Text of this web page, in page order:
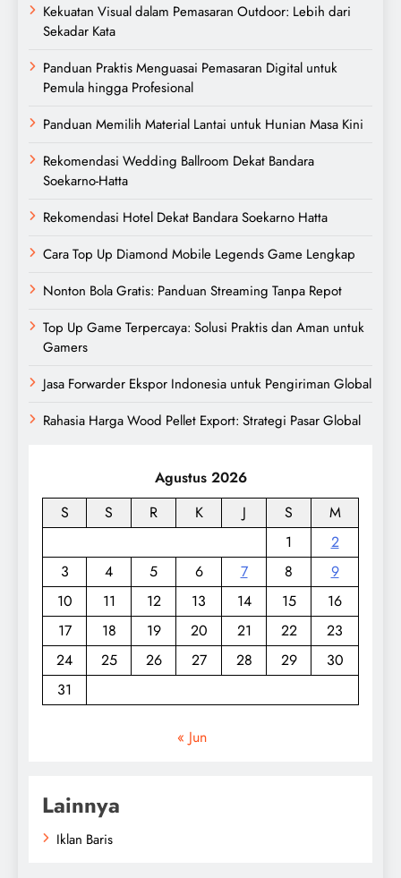
Kekuatan Visual dalam Pemasaran Outdoor: Lebih dari
Sekadar Kata
Panduan Praktis Menguasai Pemasaran Digital untuk
Pemula hingga Profesional
Panduan Memilih Material Lantai untuk Hunian Masa Kini
Rekomendasi Wedding Ballroom Dekat Bandara
Soekarno-Hatta
Rekomendasi Hotel Dekat Bandara Soekarno Hatta
Cara Top Up Diamond Mobile Legends Game Lengkap
Nonton Bola Gratis: Panduan Streaming Tanpa Repot
Top Up Game Terpercaya: Solusi Praktis dan Aman untuk
Gamers
Jasa Forwarder Ekspor Indonesia untuk Pengiriman Global
Rahasia Harga Wood Pellet Export: Strategi Pasar Global
Agustus 2026
S
S R K J S
M
1
2
3
4 5 6 7 8
9
10
11 12 13 14 15
16
17
18 19 20 21 22
23
24
25 26 27 28 29
30
31
« Jun
Lainnya
Iklan Baris